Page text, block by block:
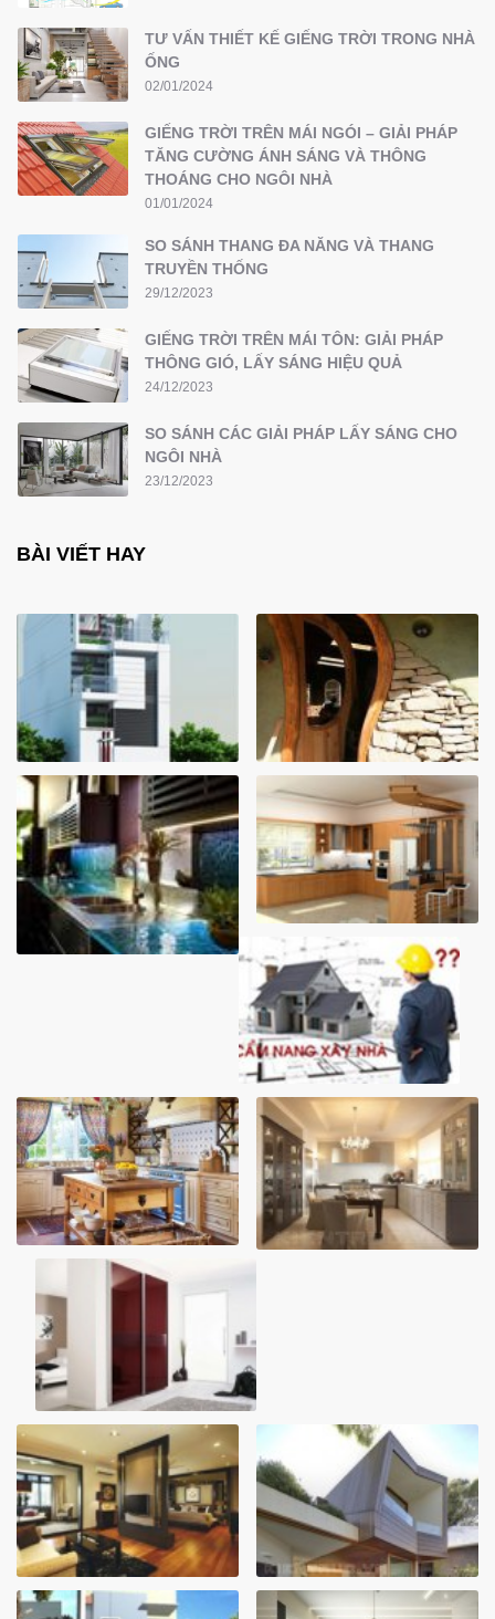
TƯ VẤN THIẾT KẾ GIẾNG TRỜI TRONG NHÀ
ỐNG
02/01/2024
GIẾNG TRỜI TRÊN MÁI NGÓI – GIẢI PHÁP
TĂNG CƯỜNG ÁNH SÁNG VÀ THÔNG
THOÁNG CHO NGÔI NHÀ
01/01/2024
SO SÁNH THANG ĐA NĂNG VÀ THANG
TRUYỀN THỐNG
29/12/2023
GIẾNG TRỜI TRÊN MÁI TÔN: GIẢI PHÁP
THÔNG GIÓ, LẤY SÁNG HIỆU QUẢ
24/12/2023
SO SÁNH CÁC GIẢI PHÁP LẤY SÁNG CHO
NGÔI NHÀ
23/12/2023
BÀI VIẾT HAY